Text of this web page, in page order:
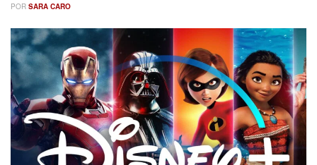
POR SARA CARO